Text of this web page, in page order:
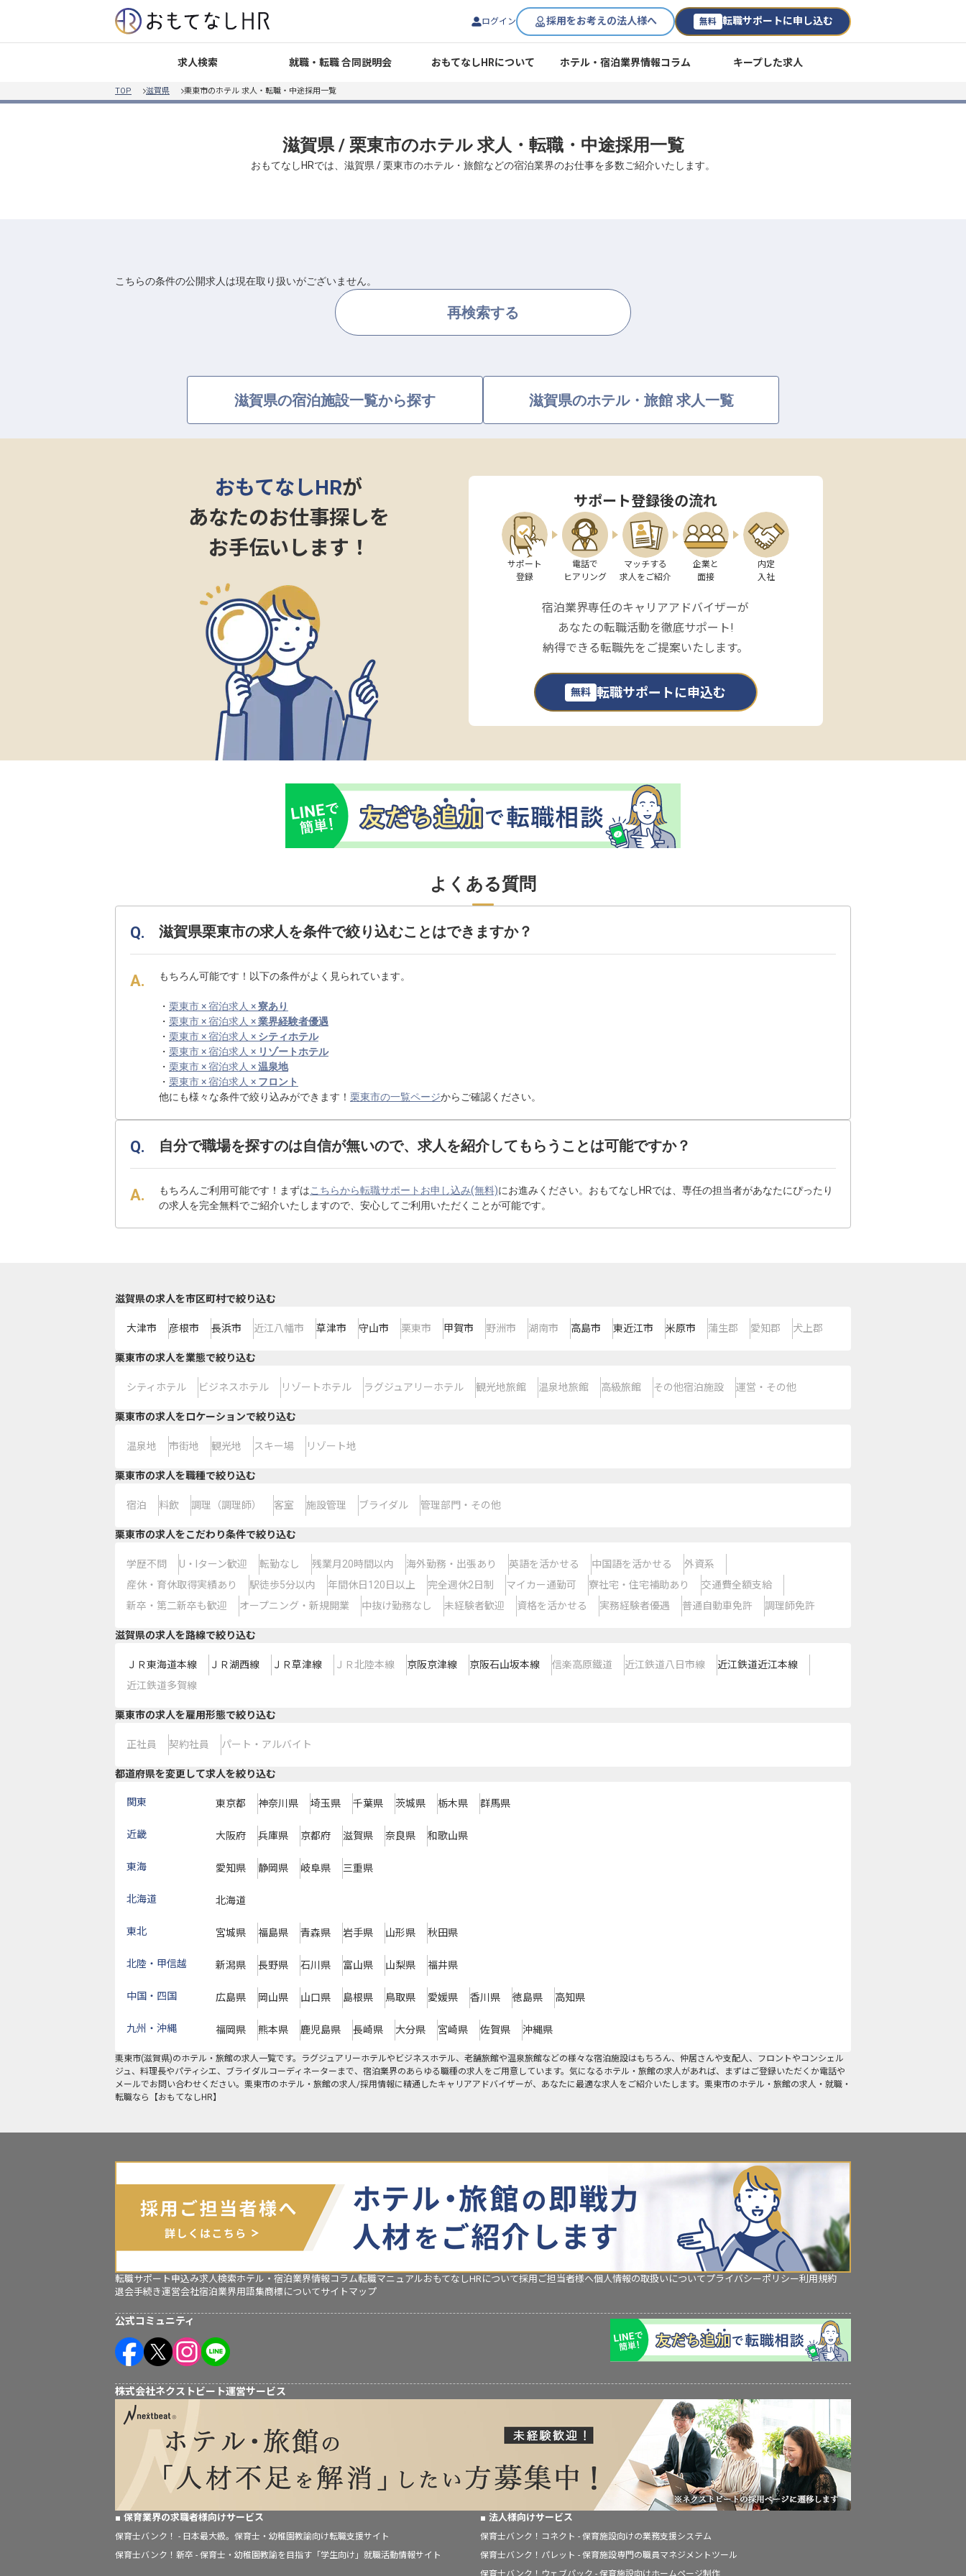
ログイン 採用をお考えの法人様へ 無料 転職サポートに申し込む
求人検索 就職・転職 合同説明会 おもてなしHRについて ホテル・宿泊業界情報コラム キープした求人
TOP 滋賀県 栗東市のホテル 求人・転職・中途採用一覧
滋賀県 / 栗東市のホテル 求人・転職・中途採用一覧
おもてなしHRでは、滋賀県 / 栗東市のホテル・旅館などの宿泊業界のお仕事を多数ご紹介いたします。
こちらの条件の公開求人は現在取り扱いがございません。
再検索する
滋賀県の宿泊施設一覧から探す 滋賀県のホテル・旅館 求人一覧
おもてなしHRが
あなたのお仕事探しを
お手伝いします！
サポート登録後の流れ
サポート
登録
電話で
ヒアリング
マッチする
求人をご紹介
企業と
面接
内定
入社
宿泊業界専任のキャリアアドバイザーが
あなたの転職活動を徹底サポート!
納得できる転職先をご提案いたします。
無料 転職サポートに申込む
よくある質問
滋賀県栗東市の求人を条件で絞り込むことはできますか？
もちろん可能です！以下の条件がよく見られています。
・ 栗東市 × 宿泊求人 ×寮あり
・ 栗東市 × 宿泊求人 ×業界経験者優遇
・ 栗東市 × 宿泊求人 × シティホテル
・ 栗東市 × 宿泊求人 × リゾートホテル
・ 栗東市 × 宿泊求人 ×温泉地
・ 栗東市 × 宿泊求人 × フロント
他にも様々な条件で絞り込みができます！ 栗東市の一覧ページからご確認ください。
自分で職場を探すのは自信が無いので、求人を紹介してもらうことは可能ですか？
もちろんご利用可能です！まずはこちらから転職サポートお申し込み(無料)にお進みください。おもてなしHRでは、専任の担当者があなたにぴったり
の求人を完全無料でご紹介いたしますので、安心してご利用いただくことが可能です。
滋賀県の求人を市区町村で絞り込む
大津市 彦根市 長浜市 近江八幡市 草津市 守山市 栗東市 甲賀市 野洲市 湖南市 高島市 東近江市 米原市 蒲生郡 愛知郡 犬上郡
栗東市の求人を業態で絞り込む
シティホテル ビジネスホテル リゾートホテル ラグジュアリーホテル 観光地旅館 温泉地旅館 高級旅館 その他宿泊施設 運営・その他
栗東市の求人をロケーションで絞り込む
温泉地 市街地 観光地 スキー場 リゾート地
栗東市の求人を職種で絞り込む
宿泊 料飲 調理（調理師） 客室 施設管理 ブライダル 管理部門・その他
栗東市の求人をこだわり条件で絞り込む
学歴不問 U・Iターン歓迎 転勤なし 残業月20時間以内 海外勤務・出張あり 英語を活かせる 中国語を活かせる
外資系
産休・育休取得実績あり
駅徒歩5分以内 年間休日120日以上 完全週休2日制 マイカー通勤可 寮社宅・住宅補助あり
交通費全額支給
新卒・第二新卒も歓迎
オープニング・新規開業 中抜け勤務なし 未経験者歓迎 資格を活かせる 実務経験者優遇 普通自動車免許 調理師免許
滋賀県の求人を路線で絞り込む
ＪＲ東海道本線 ＪＲ湖西線 ＪＲ草津線 ＪＲ北陸本線 京阪京津線 京阪石山坂本線 信楽高原鐵道 近江鉄道八日市線
近江鉄道近江本線
近江鉄道多賀線
栗東市の求人を雇用形態で絞り込む
正社員 契約社員 パート・アルバイト
都道府県を変更して求人を絞り込む
関東 東京都 神奈川県 埼玉県 千葉県 茨城県 栃木県 群馬県
近畿 大阪府 兵庫県 京都府 滋賀県 奈良県 和歌山県
東海 愛知県 静岡県 岐阜県 三重県
北海道 北海道
東北 宮城県 福島県 青森県 岩手県 山形県 秋田県
北陸・甲信越 新潟県 長野県 石川県 富山県 山梨県 福井県
中国・四国 広島県 岡山県 山口県 島根県 鳥取県 愛媛県 香川県 徳島県 高知県
九州・沖縄 福岡県 熊本県 鹿児島県 長崎県 大分県 宮崎県 佐賀県 沖縄県
栗東市(滋賀県)のホテル・旅館の求人一覧です。ラグジュアリーホテルやビジネスホテル、老舗旅館や温泉旅館などの様々な宿泊施設はもちろん、仲居さんや支配人、フロントやコンシェル
ジュ、料理長やパティシエ、ブライダルコーディネーターまで、宿泊業界のあらゆる職種の求人をご用意しています。気になるホテル・旅館の求人があれば、まずはご登録いただくか電話や
メールでお問い合わせください。栗東市のホテル・旅館の求人/採用情報に精通したキャリアアドバイザーが、あなたに最適な求人をご紹介いたします。栗東市のホテル・旅館の求人・就職・
転職なら【おもてなしHR】
転職サポート申込み求人検索ホテル・宿泊業界情報コラム転職マニュアルおもてなしHRについて採用ご担当者様へ個人情報の取扱いについてプライバシーポリシー利用規約
退会手続き運営会社宿泊業界用語集商標についてサイトマップ
公式コミュニティ
株式会社ネクストビート運営サービス
保育業界の求職者様向けサービス
保育士バンク！ - 日本最大級。保育士・幼稚園教諭向け転職支援サイト
保育士バンク！新卒 - 保育士・幼稚園教諭を目指す「学生向け」就職活動情報サイト
法人様向けサービス
保育士バンク！コネクト - 保育施設向けの業務支援システム
保育士バンク！パレット - 保育施設専門の職員マネジメントツール
保育士バンク！ウェブパック - 保育施設向けホームページ制作